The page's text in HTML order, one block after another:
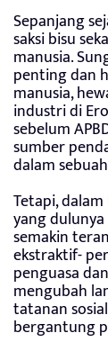
Sepanjang
saksi bisu
manusia.
penting dan
manusia,
industri di
sebelum
sumber
dalam
Tetapi,
yang
semakin
ekstraktif-
penguasa
mengubah
tatanan
bergantung